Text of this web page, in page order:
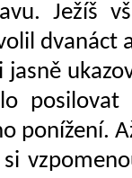
Ježíš
dvanáct
jasně
posilovat
ponížení.